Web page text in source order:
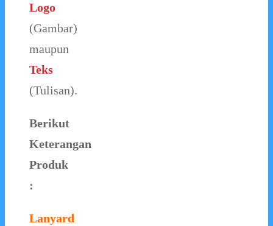
Logo
(Gambar)
maupun
Teks
(Tulisan).
Berikut
Keterangan
Produk
:
Lanyard